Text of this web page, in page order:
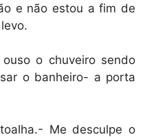
e não estou a fim de
o chuveiro sendo
o banheiro- a porta
Me desculpe o